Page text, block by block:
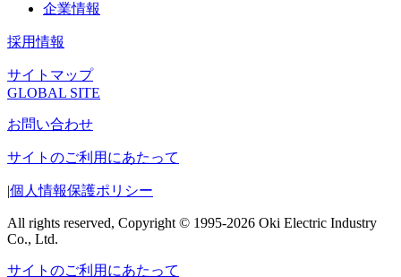
企業情報
採用情報
サイトマップ
GLOBAL SITE
お問い合わせ
サイトのご利用にあたって
|個人情報保護ポリシー
All rights reserved, Copyright © 1995-2026 Oki Electric Industry
Co., Ltd.
サイトのご利用にあたって